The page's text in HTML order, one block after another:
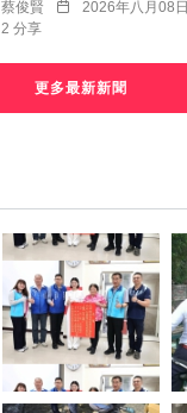
蔡俊賢 2026年八月08日
2 分享
更多最新新聞